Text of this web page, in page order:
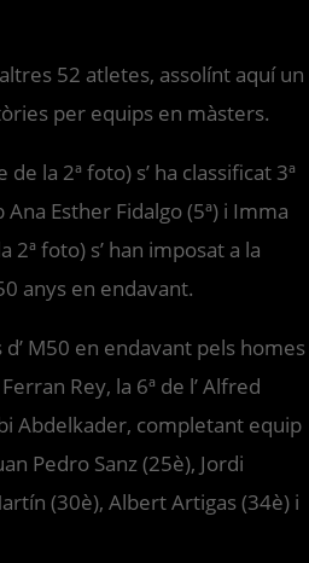
52 atletes, assolínt aquí un
per equips en màsters.
la 2ª foto) s’ ha classificat 3ª
Esther Fidalgo (5ª) i Imma
2ª foto) s’ han imposat a la
anys en endavant.
M50 en endavant pels homes
Rey, la 6ª de l’ Alfred
Abdelkader, completant equip
Pedro Sanz (25è), Jordi
(30è), Albert Artigas (34è) i